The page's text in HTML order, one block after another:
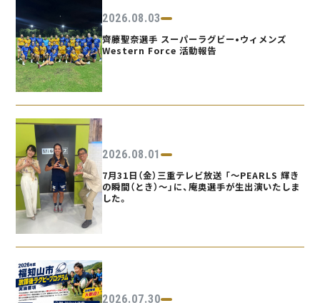
2026.08.03
齊藤聖奈選手 スーパーラグビー•ウィメンズ
Western Force 活動報告
2026.08.01
7月31日（金）三重テレビ放送 「〜PEARLS 輝き
の瞬間（とき）〜」に、庵奥選手が生出演いたしま
した。
2026.07.30